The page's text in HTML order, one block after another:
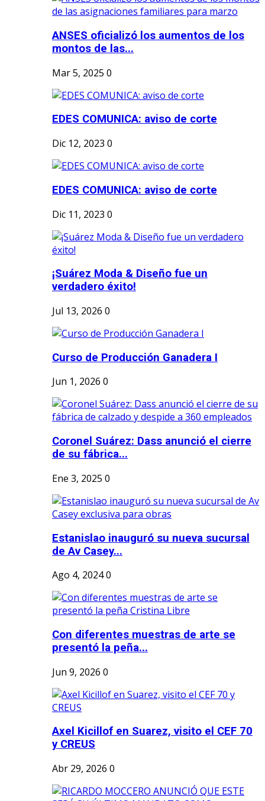
ANSES oficializó los aumentos de los
montos de las...
Mar 5, 2025 0
EDES COMUNICA: aviso de corte
Dic 12, 2023 0
EDES COMUNICA: aviso de corte
Dic 11, 2023 0
¡Suárez Moda & Diseño fue un
verdadero éxito!
Jul 13, 2026 0
Curso de Producción Ganadera I
Jun 1, 2026 0
Coronel Suárez: Dass anunció el cierre
de su fábrica...
Ene 3, 2025 0
Estanislao inauguró su nueva sucursal
de Av Casey...
Ago 4, 20240
Con diferentes muestras de arte se
presentó la peña...
Jun 9, 2026 0
Axel Kicillof en Suarez, visito el CEF 70
y CREUS
Abr 29, 2026 0